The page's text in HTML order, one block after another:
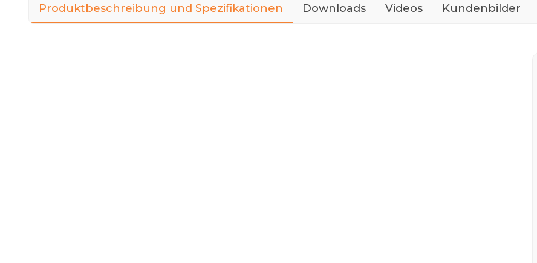
Produktbeschreibung und Spezifikationen Downloads Videos Kundenbilder